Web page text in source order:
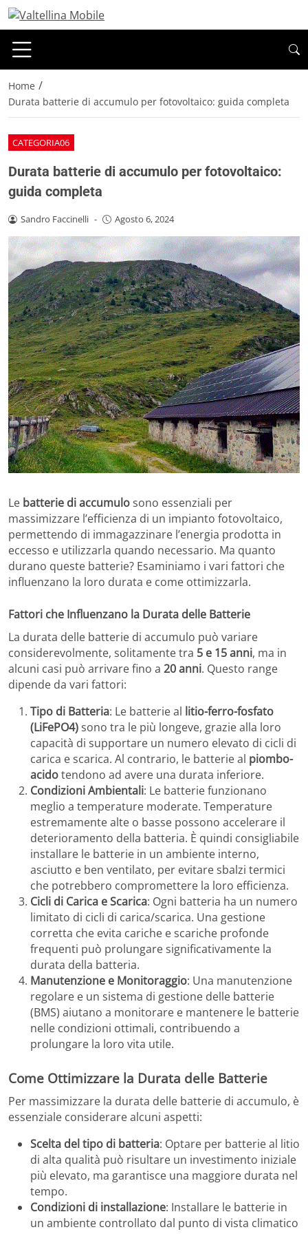
Home /
Durata batterie di accumulo per fotovoltaico: guida completa
CATEGORIA06
Durata batterie di accumulo per fotovoltaico:
guida completa
Sandro Faccinelli - Agosto 6, 2024
Le batterie di accumulosono essenziali per
massimizzare l’efficienza di un impianto fotovoltaico,
permettendo di immagazzinare l’energia prodotta in
eccesso e utilizzarla quando necessario. Ma quanto
durano queste batterie? Esaminiamo i vari fattori che
influenzano la loro durata e come ottimizzarla.
Fattori che Influenzano la Durata delle Batterie
La durata delle batterie di accumulo può variare
considerevolmente, solitamente tra 5 e 15 anni, ma in
alcuni casi può arrivare fino a 20 anni. Questo range
dipende da vari fattori:
Tipo di Batteria: Le batterie al litio-ferro-fosfato
(LiFePO4)sono tra le più longeve, grazie alla loro
capacità di supportare un numero elevato di cicli di
carica e scarica. Al contrario, le batterie al piombo-
acidotendono ad avere una durata inferiore.
Condizioni Ambientali: Le batterie funzionano
meglio a temperature moderate. Temperature
estremamente alte o basse possono accelerare il
deterioramento della batteria. È quindi consigliabile
installare le batterie in un ambiente interno,
asciutto e ben ventilato, per evitare sbalzi termici
che potrebbero compromettere la loro efficienza.
Cicli di Carica e Scarica: Ogni batteria ha un numero
limitato di cicli di carica/scarica. Una gestione
corretta che evita cariche e scariche profonde
frequenti può prolungare significativamente la
durata della batteria.
Manutenzione e Monitoraggio: Una manutenzione
regolare e un sistema di gestione delle batterie
(BMS) aiutano a monitorare e mantenere le batterie
nelle condizioni ottimali, contribuendo a
prolungare la loro vita utile.
Come Ottimizzare la Durata delle Batterie
Per massimizzare la durata delle batterie di accumulo, è
essenziale considerare alcuni aspetti:
Scelta del tipo di batteria: Optare per batterie al litio
di alta qualità può risultare un investimento iniziale
più elevato, ma garantisce una maggiore durata nel
tempo.
Condizioni di installazione: Installare le batterie in
un ambiente controllato dal punto di vista climatico